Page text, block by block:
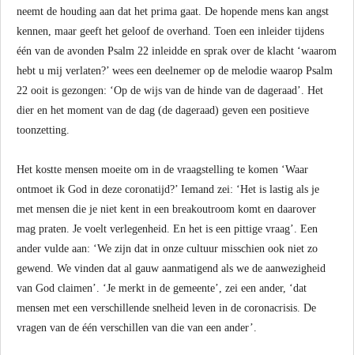
neemt de houding aan dat het prima gaat. De hopende mens kan angst
kennen, maar geeft het geloof de overhand. Toen een inleider tijdens
één van de avonden Psalm 22 inleidde en sprak over de klacht ‘waarom
hebt u mij verlaten?’ wees een deelnemer op de melodie waarop Psalm
22 ooit is gezongen: ‘Op de wijs van de hinde van de dageraad’. Het
dier en het moment van de dag (de dageraad) geven een positieve
toonzetting.
Het kostte mensen moeite om in de vraagstelling te komen ‘Waar
ontmoet ik God in deze coronatijd?’ Iemand zei: ‘Het is lastig als je
met mensen die je niet kent in een breakoutroom komt en daarover
mag praten. Je voelt verlegenheid. En het is een pittige vraag’. Een
ander vulde aan: ‘We zijn dat in onze cultuur misschien ook niet zo
gewend. We vinden dat al gauw aanmatigend als we de aanwezigheid
van God claimen’. ‘Je merkt in de gemeente’, zei een ander, ‘dat
mensen met een verschillende snelheid leven in de coronacrisis. De
vragen van de één verschillen van die van een ander’.